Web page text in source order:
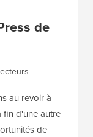
de
au revoir à
fin d'une autre
de